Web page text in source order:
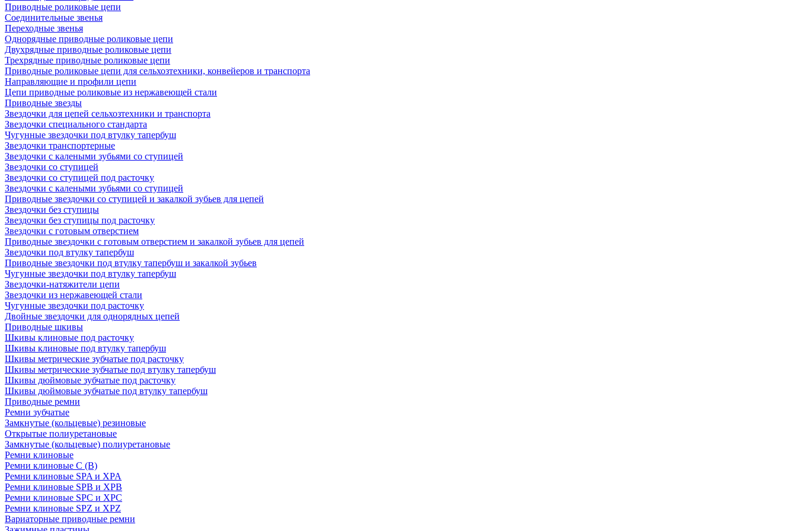
Приводные роликовые цепи
Соединительные звенья
Переходные звенья
Однорядные приводные роликовые цепи
Двухрядные приводные роликовые цепи
Трехрядные приводные роликовые цепи
Приводные роликовые цепи для сельхозтехники, конвейеров и транспорта
Направляющие и профили цепи
Цепи приводные роликовые из нержавеющей стали
Приводные звезды
Звездочки для цепей сельхозтехники и транспорта
Звездочки специального стандарта
Чугунные звездочки под втулку тапербуш
Звездочки транспортерные
Звездочки с калеными зубьями со ступицей
Звездочки со ступицей
Звездочки со ступицей под расточку
Звездочки с калеными зубьями со ступицей
Приводные звездочки со ступицей и закалкой зубьев для цепей
Звездочки без ступицы
Звездочки без ступицы под расточку
Звездочки с готовым отверстием
Приводные звездочки с готовым отверстием и закалкой зубьев для цепей
Звездочки под втулку тапербуш
Приводные звездочки под втулку тапербуш и закалкой зубьев
Чугунные звездочки под втулку тапербуш
Звездочки-натяжители цепи
Звездочки из нержавеющей стали
Чугунные звездочки под расточку
Двойные звездочки для однорядных цепей
Приводные шкивы
Шкивы клиновые под расточку
Шкивы клиновые под втулку тапербуш
Шкивы метрические зубчатые под расточку
Шкивы метрические зубчатые под втулку тапербуш
Шкивы дюймовые зубчатые под расточку
Шкивы дюймовые зубчатые под втулку тапербуш
Приводные ремни
Ремни зубчатые
Замкнутые (кольцевые) резиновые
Открытые полиуретановые
Замкнутые (кольцевые) полиуретановые
Ремни клиновые
Ремни клиновые C (В)
Ремни клиновые SPA и XPA
Ремни клиновые SPB и XPB
Ремни клиновые SPC и XPC
Ремни клиновые SPZ и XPZ
Вариаторные приводные ремни